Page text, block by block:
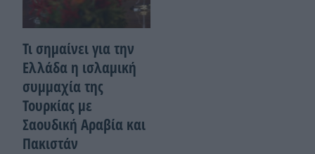
Τι σημαίνει για την
Ελλάδα η ισλαμική
συμμαχία της
Τουρκίας με
Σαουδική Αραβία και
Πακιστάν